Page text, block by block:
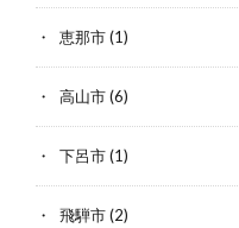
恵那市(1)
高山市(6)
下呂市(1)
飛騨市(2)